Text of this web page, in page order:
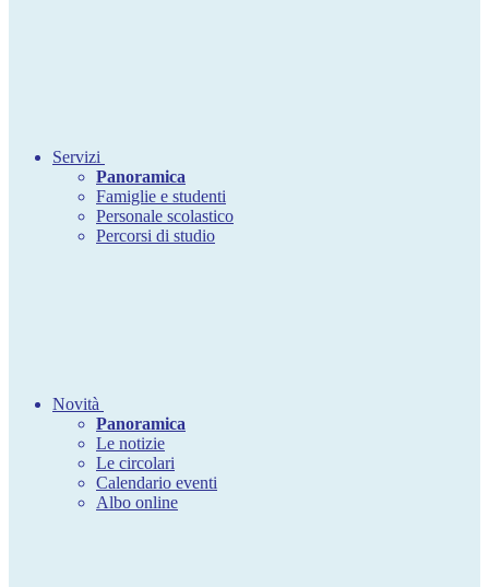
Servizi
Panoramica
Famiglie e studenti
Personale scolastico
Percorsi di studio
Novità
Panoramica
Le notizie
Le circolari
Calendario eventi
Albo online